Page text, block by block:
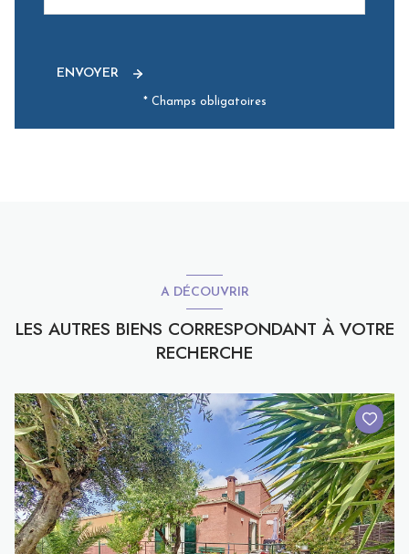
ENVOYER
* Champs obligatoires
A DÉCOUVRIR
LES AUTRES BIENS CORRESPONDANT À VOTRE
RECHERCHE